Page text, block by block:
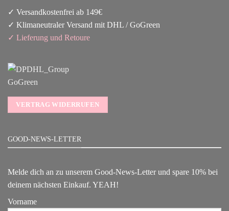
✓ Versandkostenfrei ab 149€
✓ Klimaneutraler Versand mit DHL / GoGreen
✓ Lieferung und Retoure
VERTRAG WIDERRUFEN
GOOD-NEWS-LETTER
Melde dich an zu unserem Good-News-Letter und spare 10% bei
deinem nächsten Einkauf. YEAH!
Vorname